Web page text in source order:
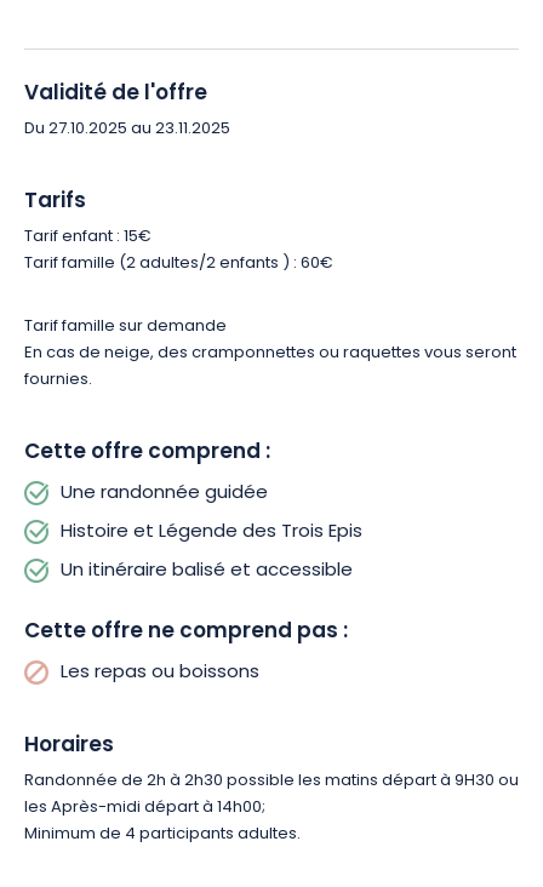
par la magie des Trois-Épis et du Galtz !
Validité de l'offre
Du 27.10.2025 au 23.11.2025
Tarifs
Tarif enfant : 15€
Tarif famille (2 adultes/2 enfants ) : 60€
Tarif famille sur demande
En cas de neige, des cramponnettes ou raquettes vous seront
fournies.
Cette offre comprend :
Une randonnée guidée
Histoire et Légende des Trois Epis
Un itinéraire balisé et accessible
Cette offre ne comprend pas :
Les repas ou boissons
Horaires
Randonnée de 2h à 2h30 possible les matins départ à 9H30 ou
les Après-midi départ à 14h00;
Minimum de 4 participants adultes.